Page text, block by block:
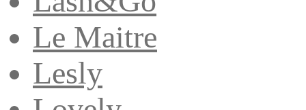
Le Maitre
Lesly